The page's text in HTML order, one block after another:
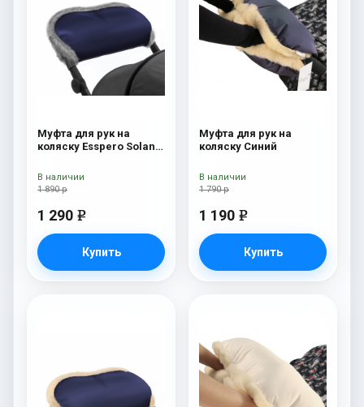
Муфта для рук на
коляску Esspero Solana
Deep Ocean
1 890 р
1 290 e
Купить
В наличии
Муфта для рук на
коляску Синий
1 790 р
1 190 e
Купить
В наличии